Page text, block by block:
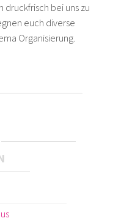
druckfrisch bei uns zu
euch diverse
Organisierung.